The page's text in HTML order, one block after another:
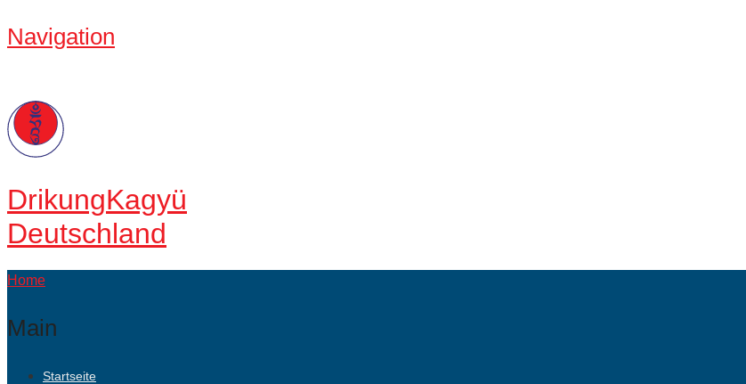
Navigation
DrikungKagyü
Deutschland
Home
Main
Startseite